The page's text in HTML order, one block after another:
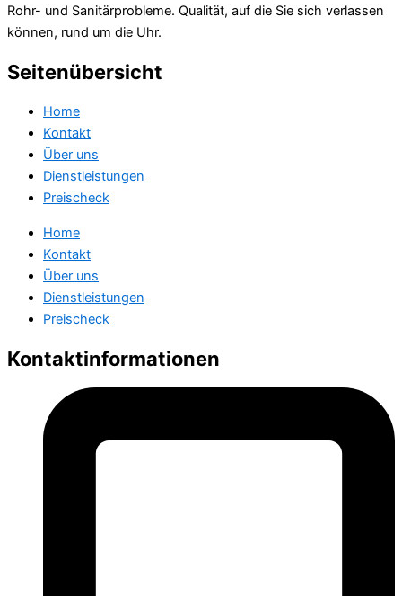
Rohr- und Sanitärprobleme. Qualität, auf die Sie sich verlassen
können, rund um die Uhr.
Seitenübersicht
Home
Kontakt
Über uns
Dienstleistungen
Preischeck
Home
Kontakt
Über uns
Dienstleistungen
Preischeck
Kontaktinformationen